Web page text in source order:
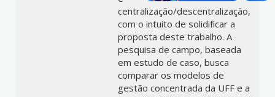
centralização/descentralização,
com o intuito de solidificar a
proposta deste trabalho. A
pesquisa de campo, baseada
em estudo de caso, busca
comparar os modelos de
gestão concentrada da UFF e a